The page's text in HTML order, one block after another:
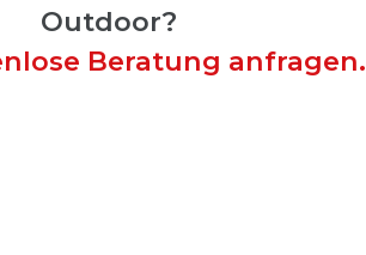
Outdoor?
Beratung anfragen.